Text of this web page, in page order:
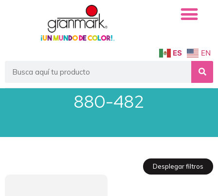
ES EN
880-482
Desplegar filtros